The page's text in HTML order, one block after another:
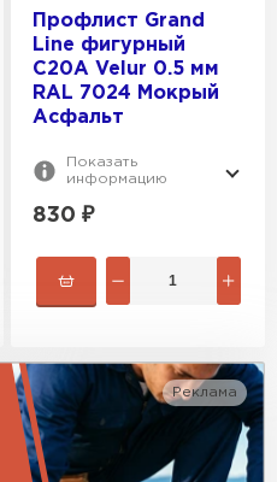
Профлист Grand
Line фигурный
C20A Velur 0.5 мм
RAL 7024 Мокрый
Асфальт
Показать
информацию
830 ₽
Реклама